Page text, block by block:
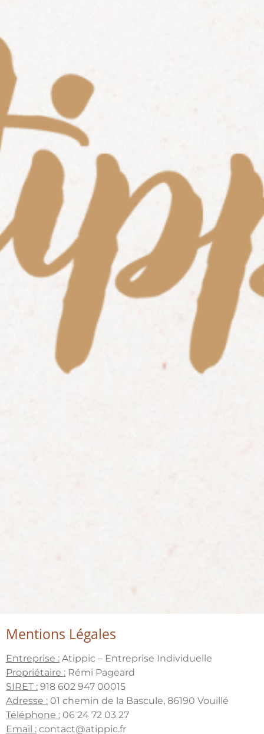
Mentions Légales
Entreprise : Atippic – Entreprise Individuelle
Propriétaire : Rémi Pageard
SIRET : 918 602 947 00015
Adresse : 01 chemin de la Bascule, 86190 Vouillé
Téléphone : 06 24 72 03 27
Email : contact@atippic.fr